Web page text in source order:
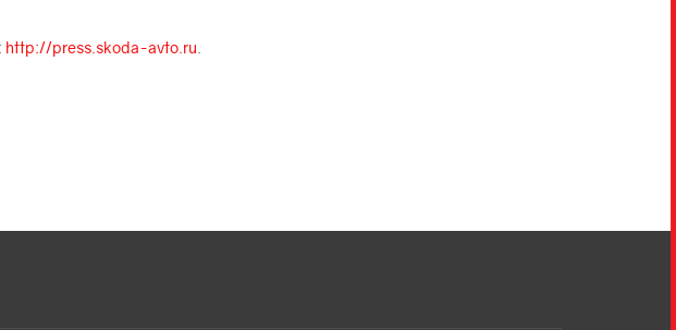
http://press.skoda-avto.ru